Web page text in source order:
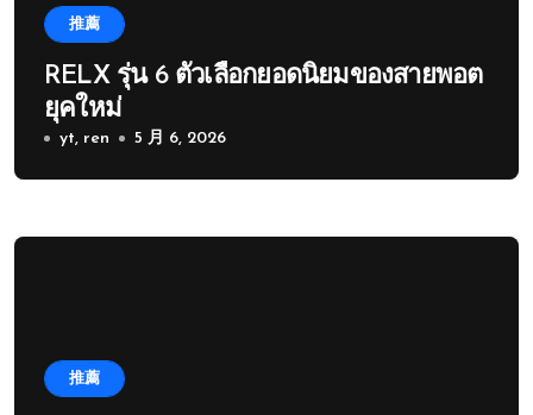
推薦
RELX รุ่น 6 ตัวเลือกยอดนิยมของสายพอต
ยุคใหม่
yt, ren 5 月 6, 2026
推薦